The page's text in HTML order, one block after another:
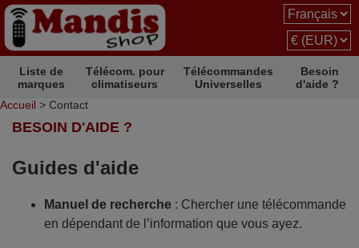
Liste de
marques
Télécom. pour
climatiseurs
Télécommandes
Universelles
Besoin
d'aide ?
Accueil > Contact
BESOIN D'AIDE ?
Guides d'aide
Manuel de recherche : Chercher une télécommande
en dépendant de l’information que vous ayez.